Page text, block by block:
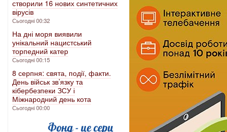
створили 16 нових синтетичних
вірусів
Сьогодні 00:32
На дні моря виявили
унікальний нацистський
торпедний катер
Сьогодні 00:15
8 серпня: свята, події, факти.
День військ зв’язку та
кібербезпеки ЗСУ і
Міжнародний день кота
Сьогодні 00:00